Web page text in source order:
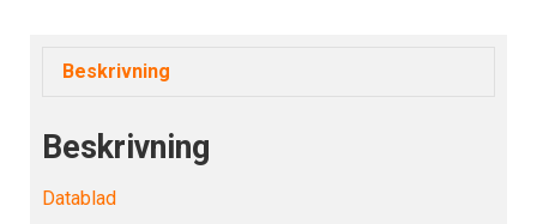
Beskrivning
Beskrivning
Datablad